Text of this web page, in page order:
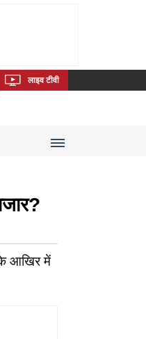
Malayalam
लाइव टीवी
आखिर में